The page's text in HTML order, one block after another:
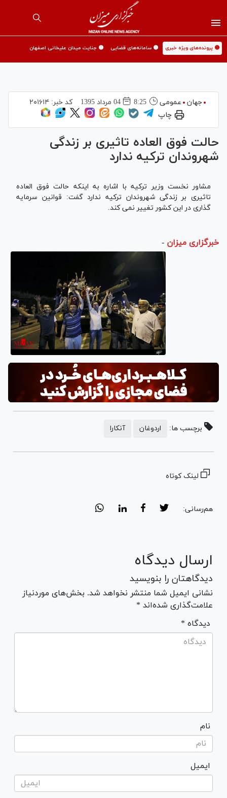
🟡 پرونده‌های ویژه خبری 🟡 سامانه‌های قضایی 🟡 جنایت میدان علیخانی اصفهان
جهان عمومی 8:25 04 مرداد 1395 کد خبر: ۲۰۱۶۱۴
چاپ
حالت فوق العاده تاثیری بر زندگی
شهروندان ترکیه ندارد
مشاور نخست وزیر ترکیه با اشاره به اینکه حالت فوق العاده
تاثیری بر زندگی شهروندان ترکیه ندارد گفت: قوانین سرمایه
گذاری در این کشور تغییر نمی ‎کند.
خبرگزاری میزان -
برچسب ها: اردوغان آنکارا
لینک کوتاه
هم‌رسانی:
ارسال دیدگاه
دیدگاهتان را بنویسید
نشانی ایمیل شما منتشر نخواهد شد. بخش‌های موردنیاز
علامت‌گذاری شده‌اند *
* دیدگاه
نام
ایمیل